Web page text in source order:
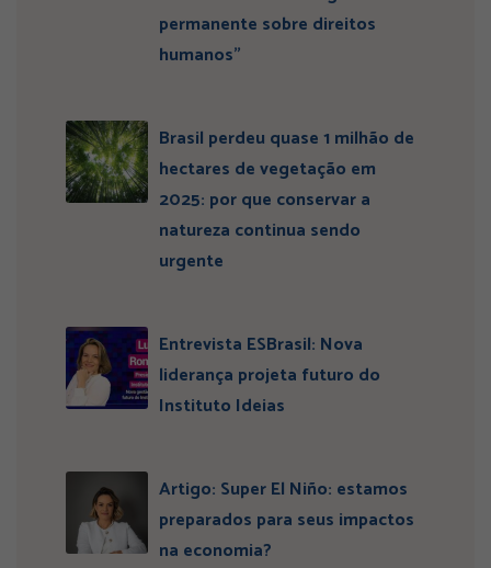
permanente sobre direitos
humanos”
Brasil perdeu quase 1 milhão de
hectares de vegetação em
2025: por que conservar a
natureza continua sendo
urgente
Entrevista ESBrasil: Nova
liderança projeta futuro do
Instituto Ideias
Artigo: Super El Niño: estamos
preparados para seus impactos
na economia?